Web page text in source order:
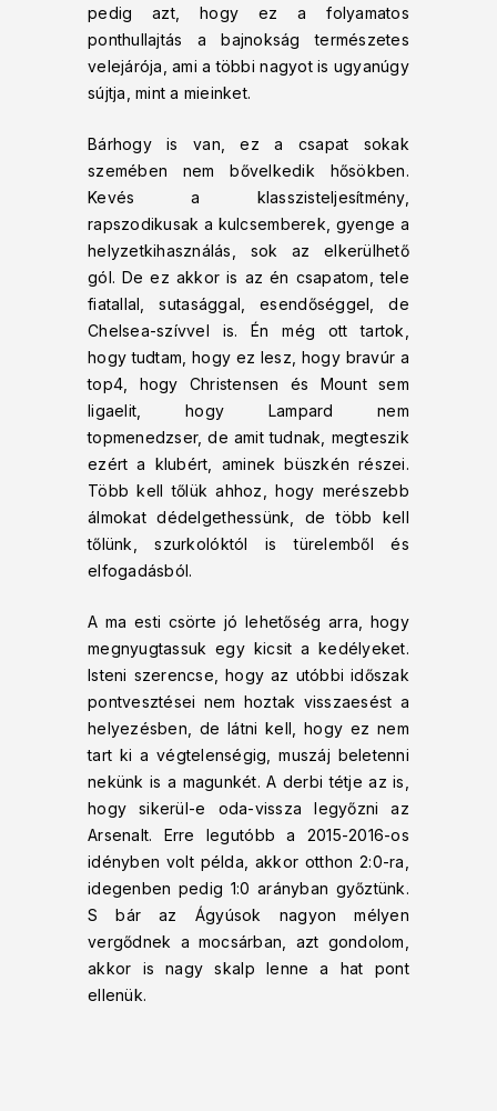
pedig azt, hogy ez a folyamatos
ponthullajtás a bajnokság természetes
velejárója, ami a többi nagyot is ugyanúgy
sújtja, mint a mieinket.
Bárhogy is van, ez a csapat sokak
szemében nem bővelkedik hősökben.
Kevés a klasszisteljesítmény,
rapszodikusak a kulcsemberek, gyenge a
helyzetkihasználás, sok az elkerülhető
gól. De ez akkor is az én csapatom, tele
fiatallal, sutasággal, esendőséggel, de
Chelsea-szívvel is. Én még ott tartok,
hogy tudtam, hogy ez lesz, hogy bravúr a
top4, hogy Christensen és Mount sem
ligaelit, hogy Lampard nem
topmenedzser, de amit tudnak, megteszik
ezért a klubért, aminek büszkén részei.
Több kell tőlük ahhoz, hogy merészebb
álmokat dédelgethessünk, de több kell
tőlünk, szurkolóktól is türelemből és
elfogadásból.
A ma esti csörte jó lehetőség arra, hogy
megnyugtassuk egy kicsit a kedélyeket.
Isteni szerencse, hogy az utóbbi időszak
pontvesztései nem hoztak visszaesést a
helyezésben, de látni kell, hogy ez nem
tart ki a végtelenségig, muszáj beletenni
nekünk is a magunkét. A derbi tétje az is,
hogy sikerül-e oda-vissza legyőzni az
Arsenalt. Erre legutóbb a 2015-2016-os
idényben volt példa, akkor otthon 2:0-ra,
idegenben pedig 1:0 arányban győztünk.
S bár az Ágyúsok nagyon mélyen
vergődnek a mocsárban, azt gondolom,
akkor is nagy skalp lenne a hat pont
ellenük.